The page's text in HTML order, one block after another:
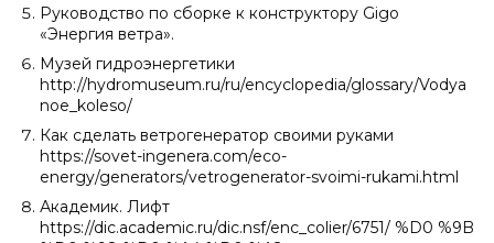
Руководство по сборке к конструктору Gigo
«Энергия ветра».
Музей гидроэнергетики
http://hydromuseum.ru/ru/encyclopedia/glossary/Vodya
noe_koleso/
Как сделать ветрогенератор своими руками
https://sovet-ingenera.com/eco-
energy/generators/vetrogenerator-svoimi-rukami.html
Академик. Лифт
https://dic.academic.ru/dic.nsf/enc_colier/6751/ %D0 %9B